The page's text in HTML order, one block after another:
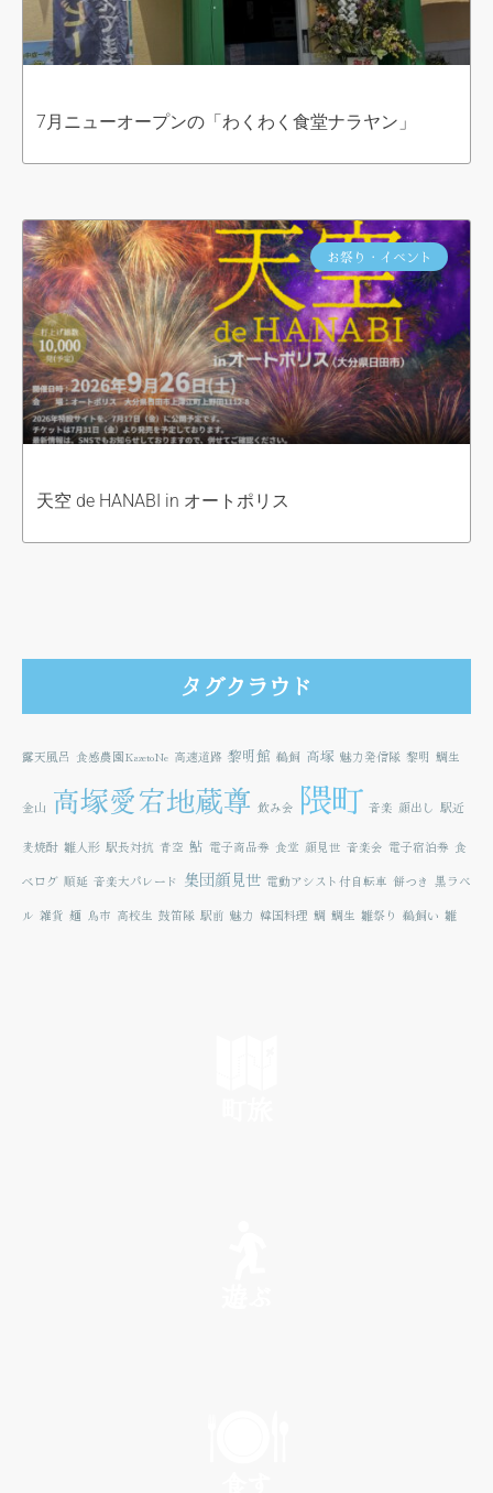
7月ニューオープンの「わくわく食堂ナラヤン」
お祭り・イベント
天空 de HANABI in オートポリス
タグクラウド
露天風呂 食感農園KazetoNe 高速道路 黎明館 鵜飼 高塚 魅力発信隊 黎明 鯛生
金山 高塚愛宕地蔵尊 飲み会 隈町 音楽 顔出し 駅近
麦焼酎 雛人形 駅長対抗 青空 鮎 電子商品券 食堂 顔見世 音楽会 電子宿泊券 食
べログ 順延 音楽大パレード 集団顔見世 電動アシスト付自転車 餅つき 黒ラベ
ル 雑貨 麺 鳥市 高校生 鼓笛隊 駅前 魅力 韓国料理 鯛 鯛生 雛祭り 鵜飼い 雛